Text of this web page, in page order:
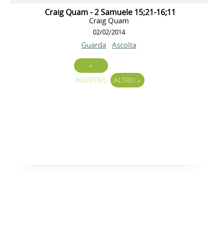
Craig Quam - 2 Samuele 15;21-16;11
Craig Quam
02/02/2014
Guarda Ascolta
«
INDIETRO
ALTRO »